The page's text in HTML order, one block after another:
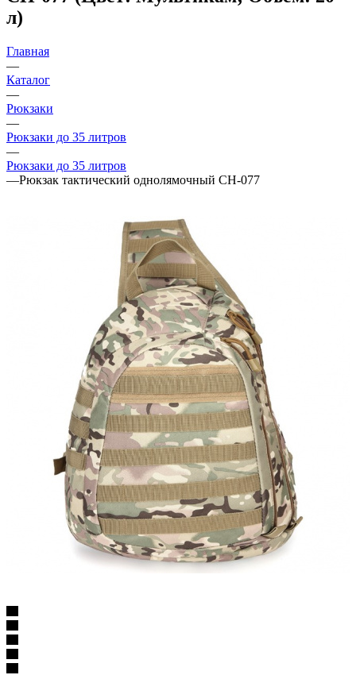
л)
Главная
—
Каталог
—
Рюкзаки
—
Рюкзаки до 35 литров
—
Рюкзаки до 35 литров
—Рюкзак тактический однолямочный CH-077